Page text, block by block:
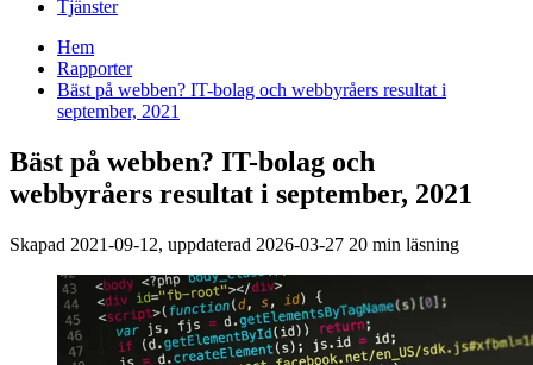
Tjänster
Hem
Rapporter
Bäst på webben? IT-bolag och webbyråers resultat i
september, 2021
Bäst på webben? IT-bolag och
webbyråers resultat i september, 2021
Skapad 2021-09-12, uppdaterad 2026-03-27 20 min läsning